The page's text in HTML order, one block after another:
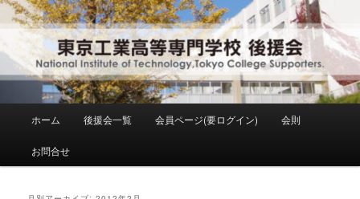
メ
イ
ン
コ
ン
サ
ブ
コ
ン
テ
東京工業高等専門学校 後援会
National Institute of Technology ,Tokyo College Supporters.
メ
ホーム 後援会一覧 会員ページ(要ログイン) 会則
お問合せ